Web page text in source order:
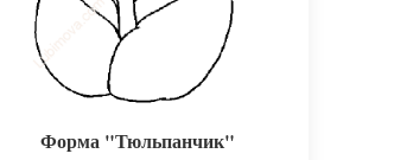
Форма "Тюльпанчик"